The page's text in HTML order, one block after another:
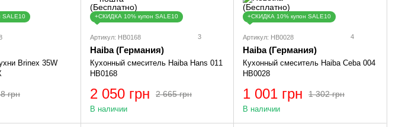
SALE10
Brinex 35W
грн
+СКИДКА 10% купон SALE10
Артикул: HB0168 3
Haiba (Германия)
Кухонный смеситель Haiba Hans 011
HB0168
2 665 грн
2 050 грн
В наличии
+СКИДКА 10% купон SALE10
Артикул: HB0028 4
Haiba (Германия)
Кухонный смеситель Haiba Ceba 004
HB0028
1 302 грн
1 001 грн
В наличии